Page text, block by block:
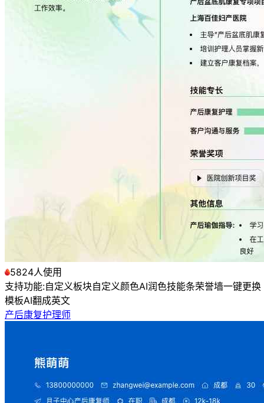
5824人使用
支持功能:自定义板块自定义颜色AI润色技能条荣誉墙一键更换
模板AI翻成英文
产后康复护理师